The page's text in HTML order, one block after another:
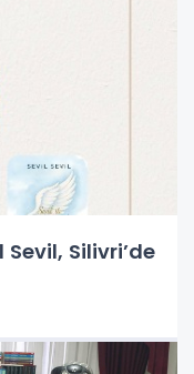
Sevil, Silivri’de